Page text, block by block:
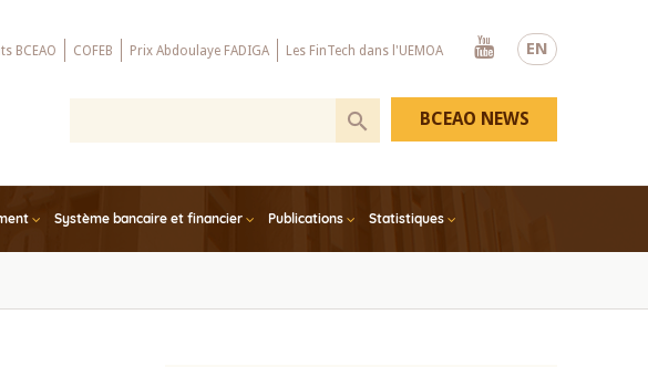
EN
BCEAO COFEB Prix Abdoulaye FADIGA Les FinTech dans l'UEMOA
Youtube
Système bancaire et financier Publications Statistiques
BCEAO NEWS